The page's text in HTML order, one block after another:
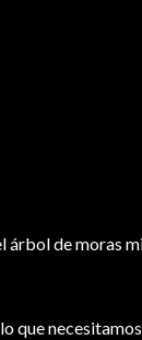
árbol de moras
que